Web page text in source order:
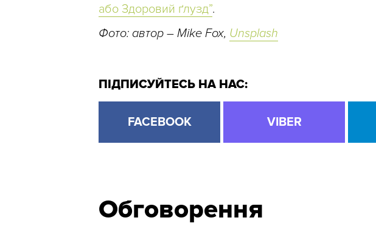
або Здоровий ґлузд”.
Фото: автор – Mike Fox, Unsplash
ПІДПИСУЙТЕСЬ НА НАС:
FACEBOOK VIBER
Обговорення